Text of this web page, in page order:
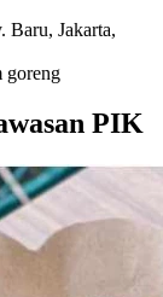
Jakarta,
goreng
PIK